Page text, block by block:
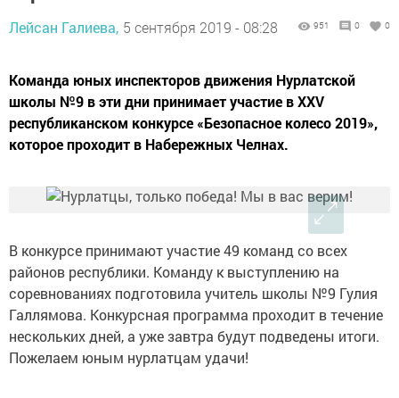
Лейсан Галиева, 5 сентября 2019 - 08:28 951 0 0
Команда юных инспекторов движения Нурлатской
школы №9 в эти дни принимает участие в XXV
республиканском конкурсе «Безопасное колесо 2019»,
которое проходит в Набережных Челнах.
В конкурсе принимают участие 49 команд со всех
районов республики. Команду к выступлению на
соревнованиях подготовила учитель школы №9 Гулия
Галлямова. Конкурсная программа проходит в течение
нескольких дней, а уже завтра будут подведены итоги.
Пожелаем юным нурлатцам удачи!